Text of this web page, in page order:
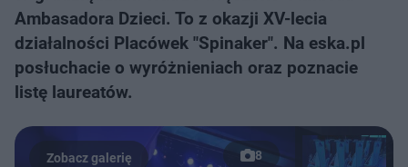
Ambasadora Dzieci. To z okazji XV-lecia
działalności Placówek "Spinaker". Na eska.pl
posłuchacie o wyróżnieniach oraz poznacie
listę laureatów.
8